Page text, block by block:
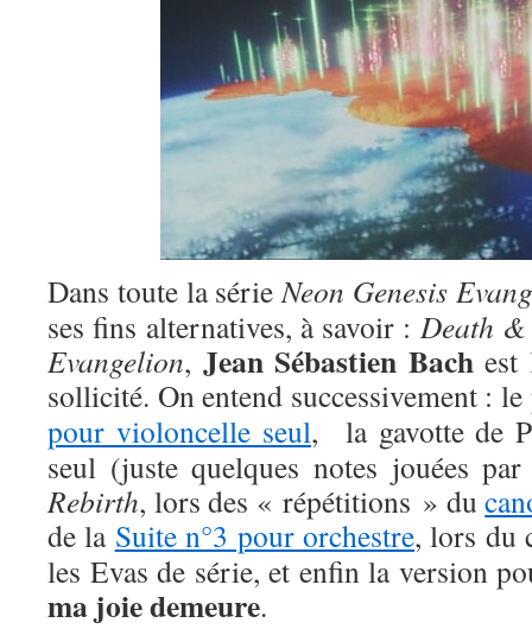
Dans toute la sérieNeon Genesis
ses fins alternatives, à savoir : Death
Evangelion, Jean Sébastien Bachest
sollicité. On entend successivement :
pour violoncelle seul, la gavotte de
seul (juste quelques notes jouées
Rebirth, lors des « répétitions » du
de la Suite n°3 pour orchestre, lors du
les Evas de série, et enfin la version
ma joie demeure.